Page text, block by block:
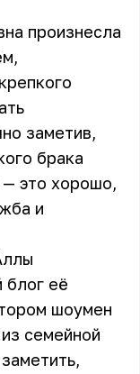
произнесла
заметив,
брака
— это хорошо,
и
блог её
шоумен
семейной